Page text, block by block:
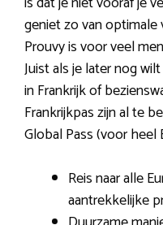
geniet zo van optimale
Prouvy is voor veel
Juist als je later nog
in Frankrijk of
Frankrijkpas zijn al te
Global Pass (voor heel
Reis naar alle
aantrekkelijke